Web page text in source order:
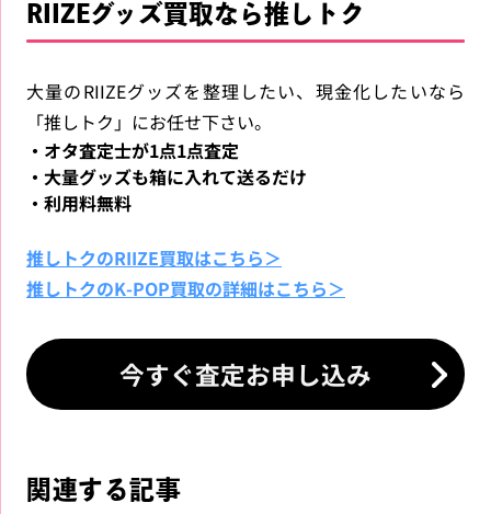
RIIZEグッズ買取なら推しトク
大量のRIIZEグッズを整理したい、現金化したいなら
「推しトク」にお任せ下さい。
・オタ査定士が1点1点査定
・大量グッズも箱に入れて送るだけ
・利用料無料
推しトクのRIIZE買取はこちら＞
推しトクのK-POP買取の詳細はこちら＞
今すぐ査定お申し込み
関連する記事